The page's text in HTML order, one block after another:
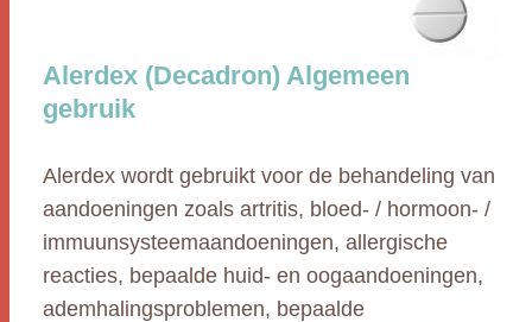
Alerdex (Decadron) Algemeen
gebruik
Alerdex wordt gebruikt voor de behandeling van
aandoeningen zoals artritis, bloed- / hormoon- /
immuunsysteemaandoeningen, allergische
reacties, bepaalde huid- en oogaandoeningen,
ademhalingsproblemen, bepaalde